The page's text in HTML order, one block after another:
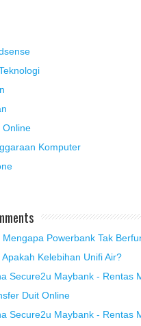
Online
Komputer
Mengapa Powerbank Tak
Apakah Kelebihan Unifi Air?
Secure2u Maybank - Rentas
Duit Online
Secure2u Maybank - Rentas